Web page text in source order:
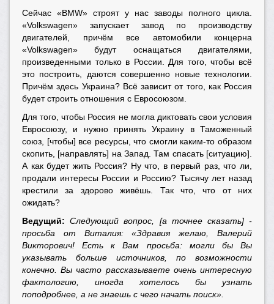
Сейчас «BMW» строят у нас заводы полного цикла.
«Volkswagen» запускает завод по производству
двигателей, причём все автомобили концерна
«Volkswagen» будут оснащаться двигателями,
произведенными только в России. Для того, чтобы всё
это построить, даются совершенно новые технологии.
Причём здесь Украина? Всё зависит от того, как Россия
будет строить отношения с Евросоюзом.
Для того, чтобы Россия не могла диктовать свои условия
Евросоюзу, и нужно принять Украину в Таможенный
союз, [чтобы] все ресурсы, что смогли каким-то образом
скопить, [направлять] на Запад. Там спасать [ситуацию].
А как будет жить Россия? Ну что, в первый раз, что ли,
продали интересы России и Россию? Тысячу лет назад
крестили за здорово живёшь. Так что, что от них
ожидать?
Ведущий: Следующий вопрос, [а точнее сказать] -
просьба от Виталия: «Здравия желаю, Валерий
Викторович! Есть к Вам просьба: могли бы Вы
указывать больше источников, по возможности
конечно. Вы часто рассказываете очень интересную
фактологию, иногда хотелось бы узнать
поподробнее, а не знаешь с чего начать поиск».